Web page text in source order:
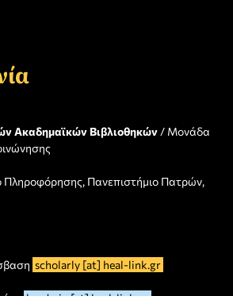
Ακαδημαϊκών Βιβλιοθηκών / Μονάδα
Πληροφόρησης, Πανεπιστήμιο Πατρών,
scholarly [at] heal-link.gr